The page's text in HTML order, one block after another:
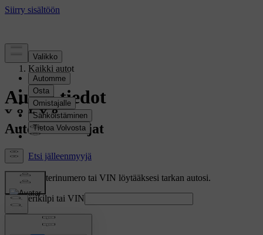
Tuki/
Kaikki autot
Auton tiedot
Auton käsikirjat
Syötä rekisterinumero tai VIN löytääksesi tarkan autosi.
Rekisterikilpi tai VIN